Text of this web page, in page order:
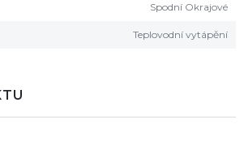
Spodní Okrajové
Teplovodní vytápění